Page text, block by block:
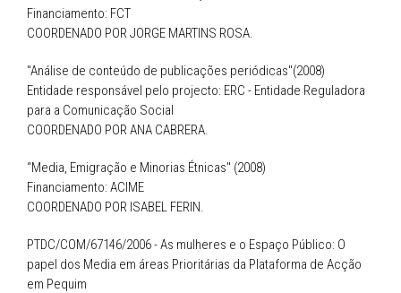
Financiamento: FCT
COORDENADO POR JORGE MARTINS ROSA.
"Análise de conteúdo de publicações periódicas"(2008)
Entidade responsável pelo projecto: ERC - Entidade Reguladora
para a Comunicação Social
COORDENADO POR ANA CABRERA.
“Media, Emigração e Minorias Étnicas" (2008)
Financiamento: ACIME
COORDENADO POR ISABEL FERIN.
PTDC/COM/67146/2006 - As mulheres e o Espaço Público: O
papel dos Media em áreas Prioritárias da Plataforma de Acção
em Pequim